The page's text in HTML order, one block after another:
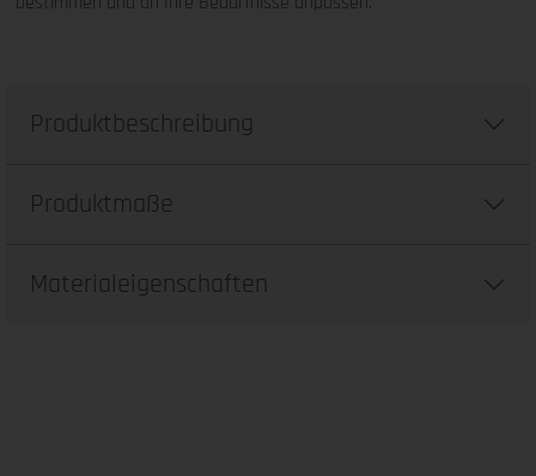
Produktbeschreibung
Produktmaße
Materialeigenschaften